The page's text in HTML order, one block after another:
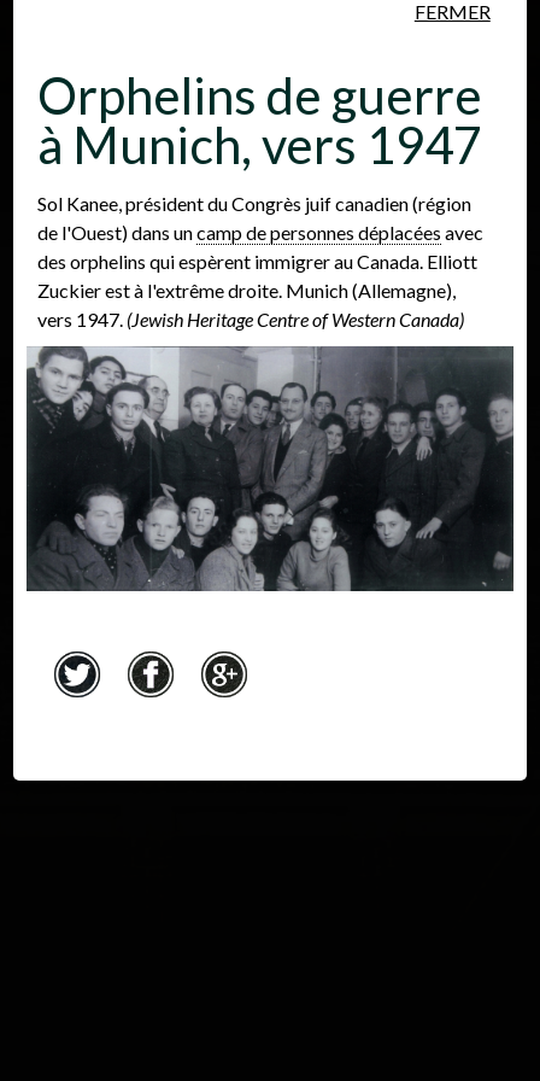
Personnes Lieux Événements
Orphelins de guerre
à Munich, vers 1947
FERMER
Sol Kanee, président du Congrès juif canadien (région
de l'Ouest) dans uncamp de personnes déplacées avec
des orphelins qui espèrent immigrer au Canada. Elliott
Zuckier est à l'extrême droite. Munich (Allemagne),
vers 1947. (Jewish Heritage Centre of Western Canada)